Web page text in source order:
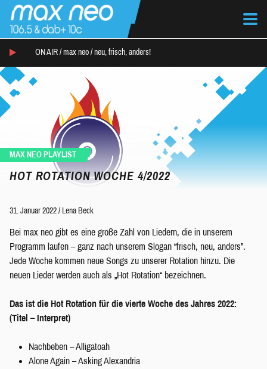
ON AIR / max neo / neu, frisch, anders!
MAX NEO PLAYLIST
HOT ROTATION WOCHE 4/2022
31. Januar 2022 / Lena Beck
Bei max neo gibt es eine große Zahl von Liedern, die in unserem
Programm laufen – ganz nach unserem Slogan “frisch, neu, anders”.
Jede Woche kommen neue Songs zu unserer Rotation hinzu. Die
neuen Lieder werden auch als „Hot Rotation“ bezeichnen.
Das ist die Hot Rotation für die vierte Woche des Jahres 2022:
(Titel – Interpret)
Nachbeben – Alligatoah
Alone Again – Asking Alexandria